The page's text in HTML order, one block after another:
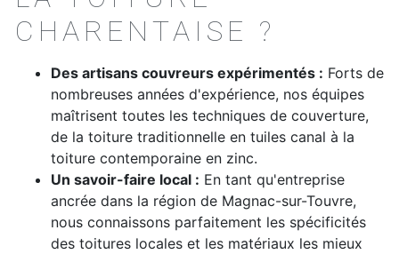
CHARENTAISE ?
Des artisans couvreurs expérimentés : Forts de
nombreuses années d'expérience, nos équipes
maîtrisent toutes les techniques de couverture,
de la toiture traditionnelle en tuiles canal à la
toiture contemporaine en zinc.
Un savoir-faire local : En tant qu'entreprise
ancrée dans la région de Magnac-sur-Touvre,
nous connaissons parfaitement les spécificités
des toitures locales et les matériaux les mieux